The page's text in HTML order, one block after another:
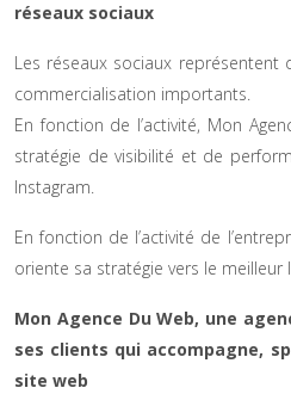
réseaux sociaux
Les réseaux sociaux
commercialisation importants.
En fonction de l’activité, Mon
stratégie de visibilité et de
Instagram.
En fonction de l’activité de
oriente sa stratégie vers le meilleur
Mon Agence Du Web, une
ses clients qui accompagne,
site web